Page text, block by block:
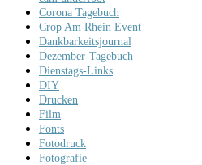
Corona Tagebuch
Crop Am Rhein Event
Dankbarkeitsjournal
Dezember-Tagebuch
Dienstags-Links
DIY
Drucken
Film
Fonts
Fotodruck
Fotografie